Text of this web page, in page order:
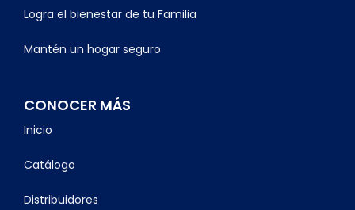
Logra el bienestar de tu Familia
Mantén un hogar seguro
CONOCER MÁS
Inicio
Catálogo
Distribuidores